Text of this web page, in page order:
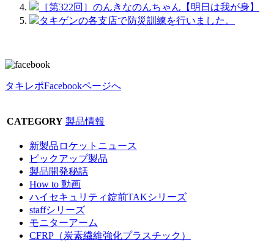
［第322回］のんきなのんちゃん【明日は我が身】
タキゲンの各支店で防災訓練を行いました。
タキレポFacebookページへ
CATEGORY 製品情報
新製品ロケットニュース
ピックアップ製品
製品開発秘話
How to 動画
ハイセキュリティ錠前TAKシリーズ
staffシリーズ
モニターアーム
CFRP（炭素繊維強化プラスチック）